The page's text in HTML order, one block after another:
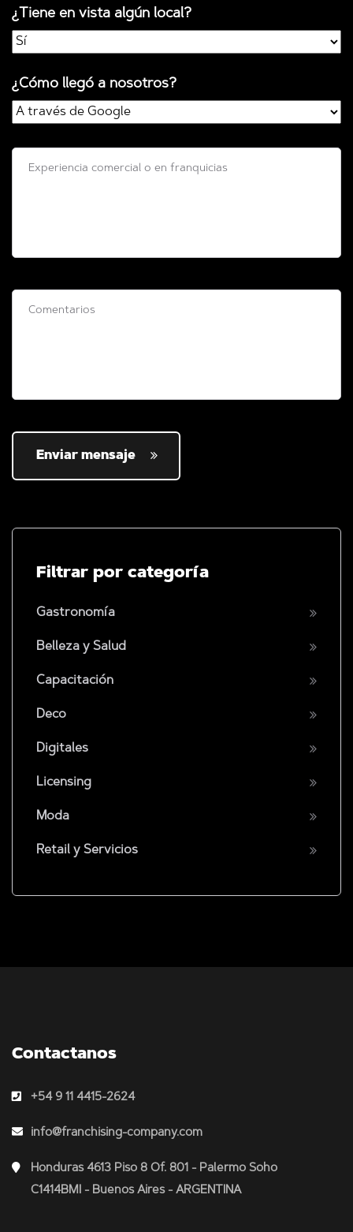
¿Tiene en vista algún local?
¿Cómo llegó a nosotros?
Enviar mensaje
Filtrar por categoría
Gastronomía
Belleza y Salud
Capacitación
Deco
Digitales
Licensing
Moda
Retail y Servicios
Contactanos
+54 9 11 4415-2624
info@franchising-company.com
Honduras 4613 Piso 8 Of. 801 - Palermo Soho
C1414BMI - Buenos Aires - ARGENTINA